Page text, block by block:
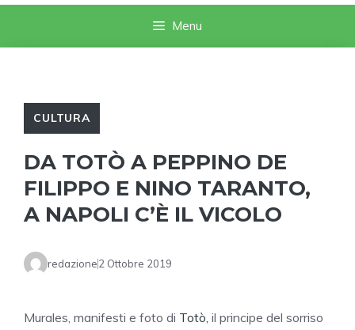
Menu
CULTURA
DA TOTÒ A PEPPINO DE
FILIPPO E NINO TARANTO,
A NAPOLI C’È IL VICOLO
redazione2 Ottobre 2019
Murales, manifesti e foto di Totò, il principe del sorriso